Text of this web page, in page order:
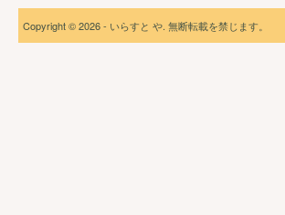
Copyright © 2026 - いらすと や. 無断転載を禁じます。